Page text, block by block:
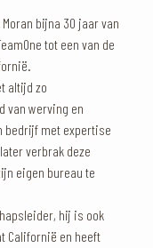
bijna 30 jaar van
tot een van de
altijd zo
van werving en
bedrijf met expertise
verbrak deze
eigen bureau te
hij is ook
Californië en heeft